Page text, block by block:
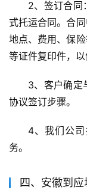
2、签订合同
式托运合同。合
地点、费用、保
等证件复印件，以
3、客户确定
协议签订步骤。
4、我们公
务。
四、安徽到